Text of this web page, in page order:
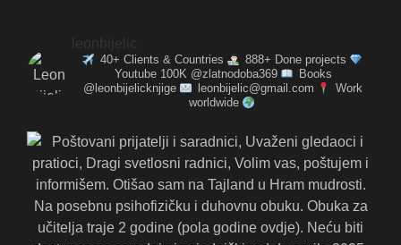
40+ Clients & Countries
888+ Done projects
Youtube 100K @zlatnodoba369
Books
@leonbijelicknjige
leonbijelic@gmail.com
Work
worldwide